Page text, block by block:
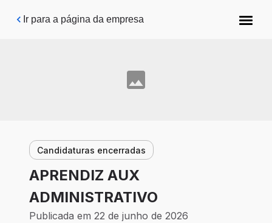
Pular para o conteúdo principal
Ir para a página da empresa
Candidaturas encerradas
APRENDIZ AUX
ADMINISTRATIVO
Publicada em 22 de junho de 2026